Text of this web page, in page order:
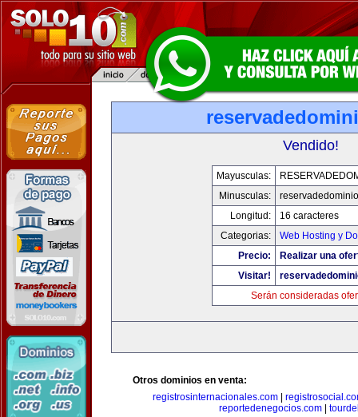
Vendido!
Mayusculas:
Minusculas:
Longitud:
16 caracteres
Categorias:
Web Hosting y
Precio:
Realizar una
Visitar!
Serán consideradas
Otros dominios en venta:
registrosinternacionales.com
reportedenegocios.com|